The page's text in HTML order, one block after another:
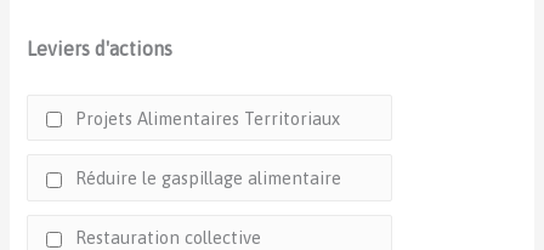
Leviers d'actions
Projets Alimentaires Territoriaux
Réduire le gaspillage alimentaire
Restauration collective